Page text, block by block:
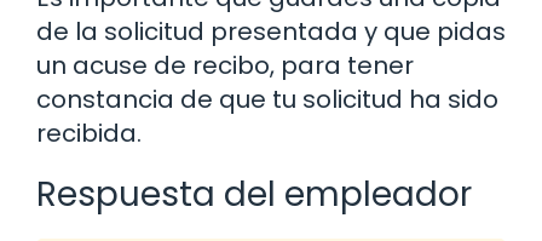
de la solicitud presentada y que pidas
un acuse de recibo, para tener
constancia de que tu solicitud ha sido
recibida.
Respuesta del empleador